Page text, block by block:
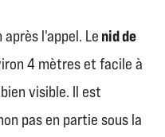
l'appel. Le nid de
4 mètres et facile à
visible. Il est
pas en partie sous la